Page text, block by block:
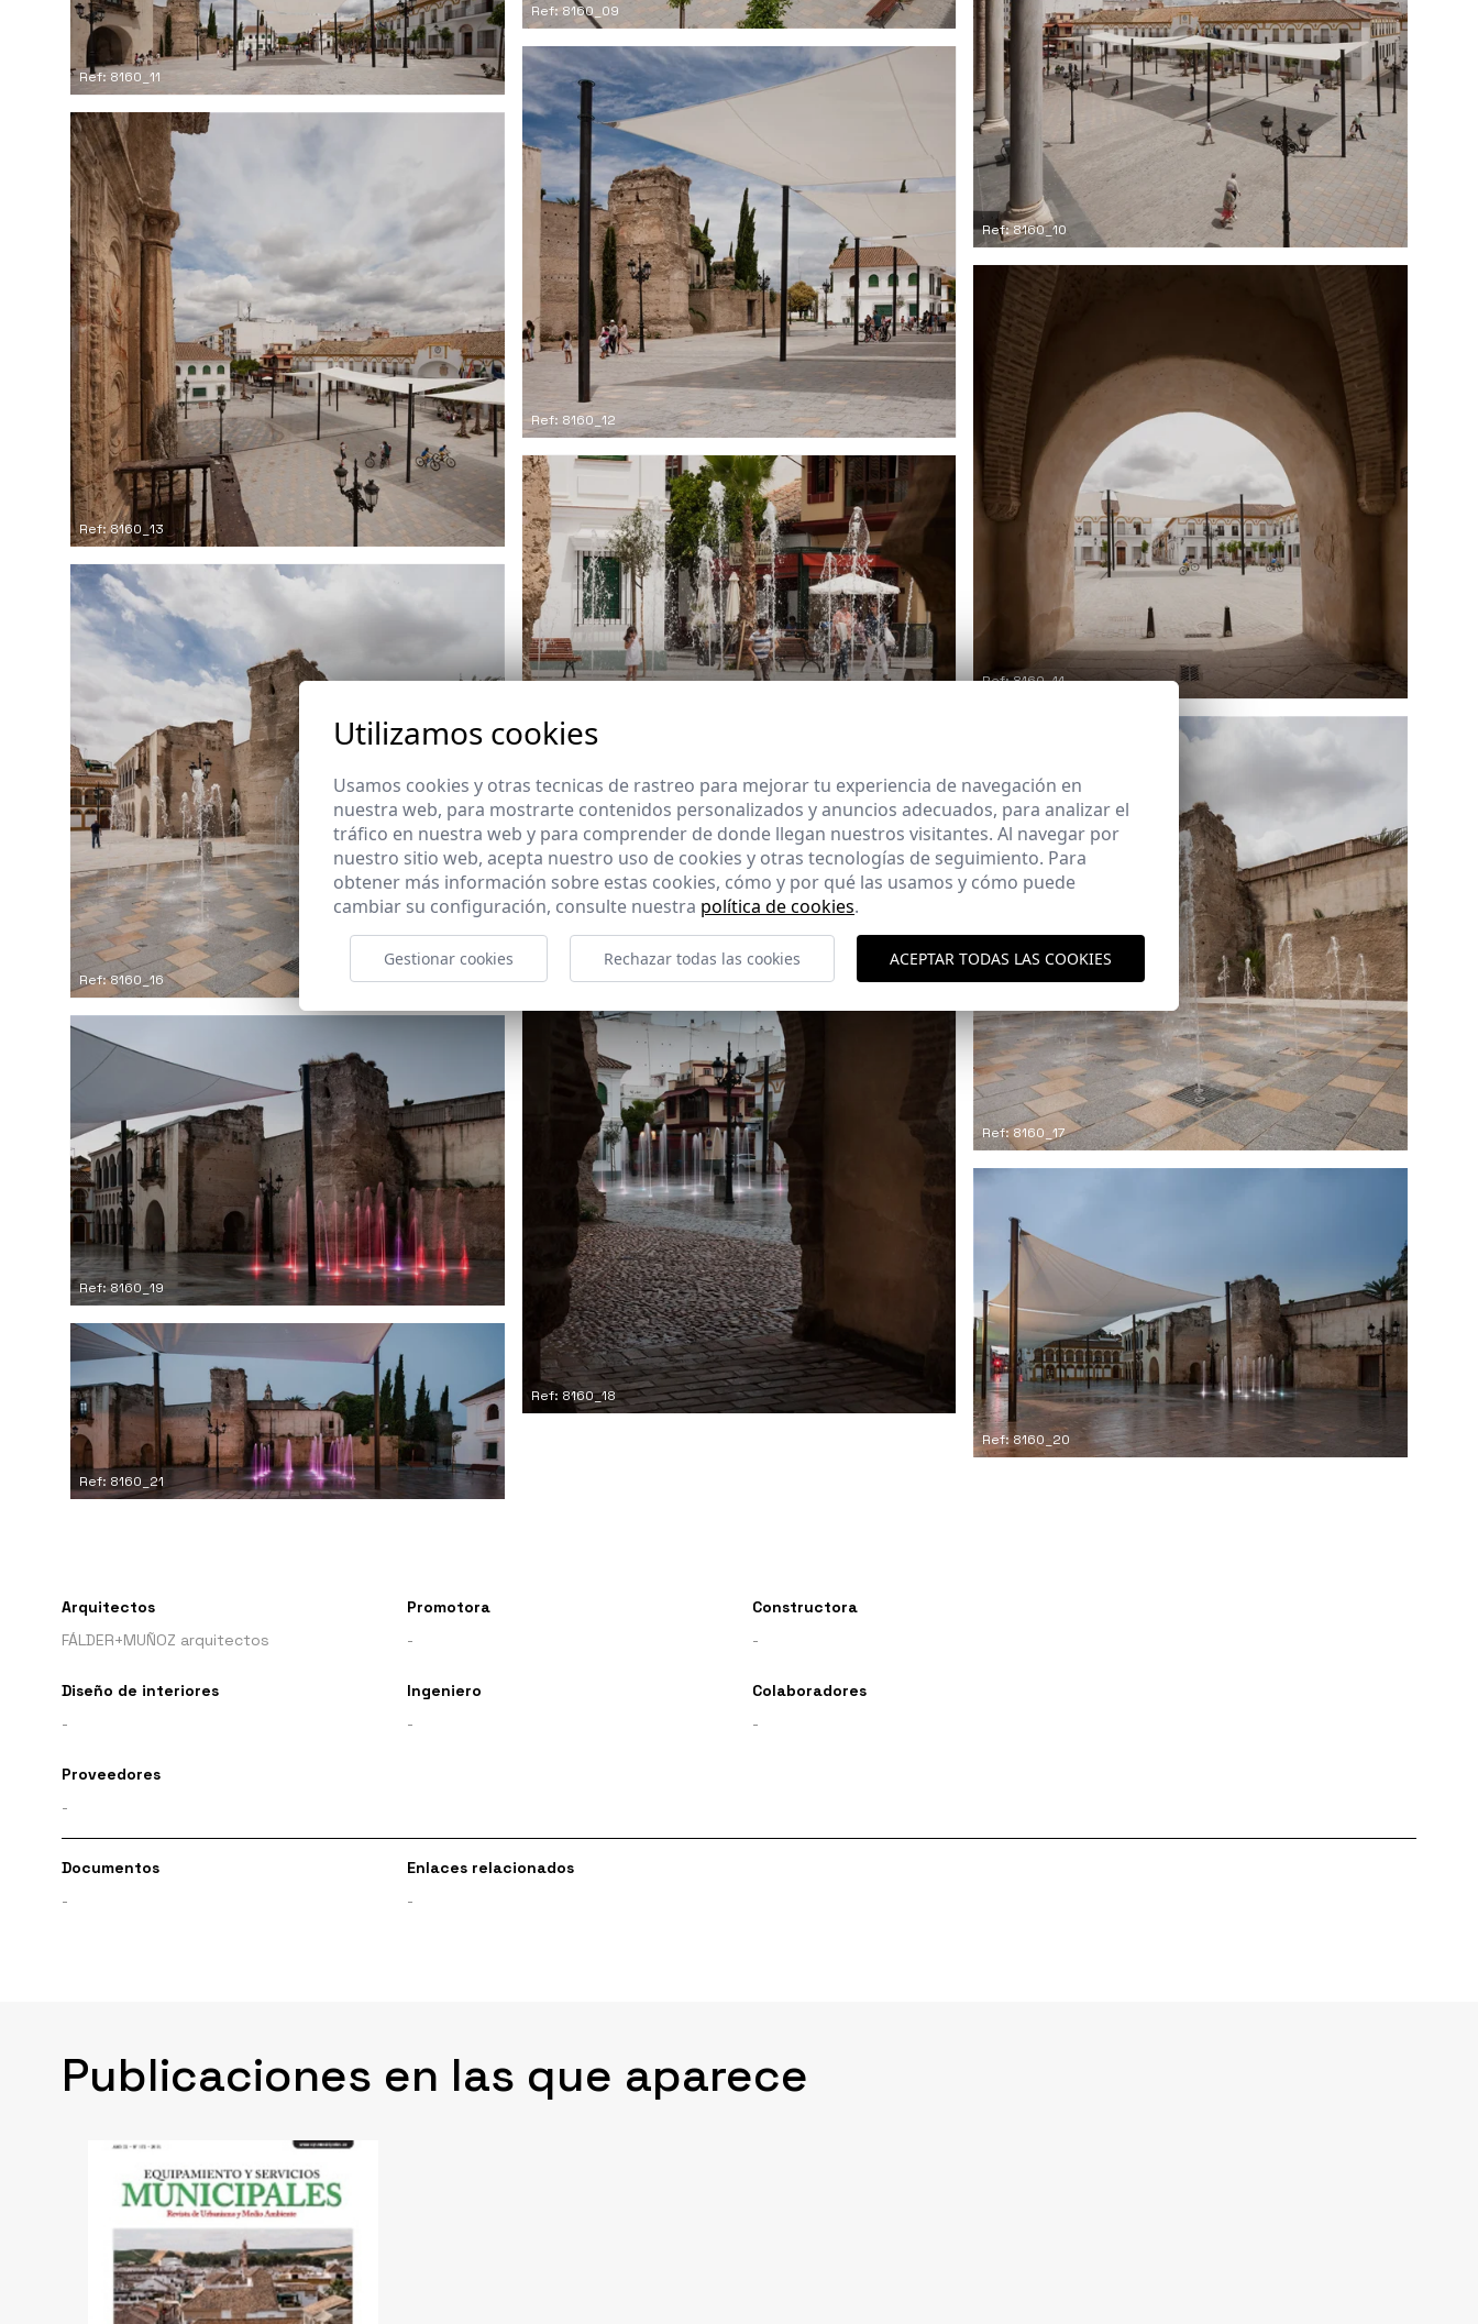
Ref: 8160_09
Ref: 8160_10
Ref: 8160_11
Ref: 8160_12
Ref: 8160_13
Ref: 8160_14
Ref: 8160_15
Ref: 8160_16
Ref: 8160_17
Ref: 8160_18
Ref: 8160_19
Ref: 8160_20
Ref: 8160_21
Arquitectos
FÁLDER+MUÑOZ arquitectos
Promotora
-
Constructora
-
Diseño de interiores
-
Ingeniero
-
Colaboradores
-
Proveedores
-
Documentos
-
Enlaces relacionados
-
Publicaciones en las que aparece
Utilizamos cookies
Usamos cookies y otras tecnicas de rastreo para mejorar tu experiencia de navegación en
nuestra web, para mostrarte contenidos personalizados y anuncios adecuados, para analizar el
tráfico en nuestra web y para comprender de donde llegan nuestros visitantes. Al navegar por
nuestro sitio web, acepta nuestro uso de cookies y otras tecnologías de seguimiento. Para
obtener más información sobre estas cookies, cómo y por qué las usamos y cómo puede
cambiar su configuración, consulte nuestra política de cookies.
Gestionar cookies Rechazar todas las cookies ACEPTAR TODAS LAS COOKIES